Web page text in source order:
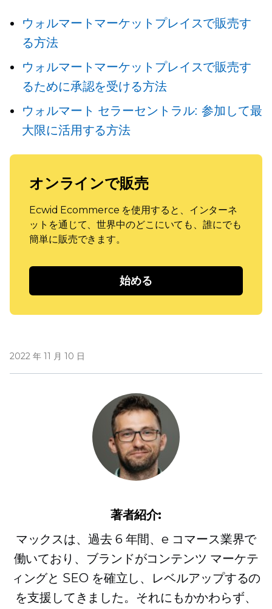
ウォルマートマーケットプレイスで販売す
る方法
ウォルマートマーケットプレイスで販売す
るために承認を受ける方法
ウォルマート セラーセントラル: 参加して最
大限に活用する方法
オンラインで販売
Ecwid Ecommerce を使用すると、インターネ
ットを通じて、世界中のどこにいても、誰にでも
簡単に販売できます。
始める
2022 年 11 月 10 日
著者紹介:
マックスは、過去 6 年間、e コマース業界で
働いており、ブランドがコンテンツ マーケテ
ィングと SEO を確立し、レベルアップするの
を支援してきました。それにもかかわらず、